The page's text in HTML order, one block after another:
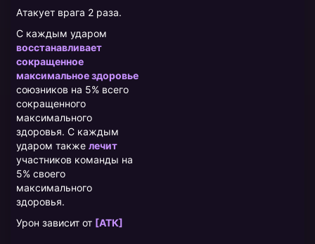
Атакует врага 2 раза.
С каждым ударом
восстанавливает
сокращенное
максимальное здоровье
союзников на 5% всего
сокращенного
максимального
здоровья. С каждым
ударом также лечит
участников команды на
5% своего
максимального
здоровья.
Урон зависит от [АТК]